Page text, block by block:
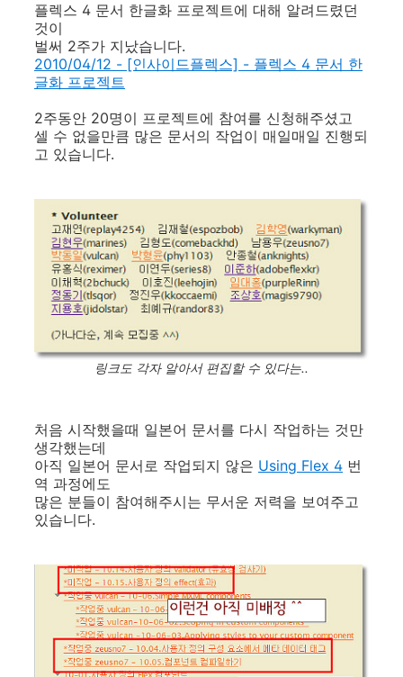
플렉스 4 문서 한글화 프로젝트에 대해 알려드렸던
것이
벌써 2주가 지났습니다.
2010/04/12 - [인사이드플렉스] - 플렉스 4 문서 한
글화 프로젝트
2주동안 20명이 프로젝트에 참여를 신청해주셨고
셀 수 없을만큼 많은 문서의 작업이 매일매일 진행되
고 있습니다.
링크도 각자 알아서 편집할 수 있다는..
처음 시작했을때 일본어 문서를 다시 작업하는 것만
생각했는데
아직 일본어 문서로 작업되지 않은 Using Flex 4 번
역 과정에도
많은 분들이 참여해주시는 무서운 저력을 보여주고
있습니다.